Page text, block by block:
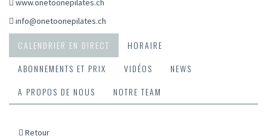
www.onetoonepilates.ch
info@onetoonepilates.ch
CALENDRIER EN DIRECT
HORAIRE
ABONNEMENTS ET PRIX
VIDÉOS
NEWS
A PROPOS DE NOUS
NOTRE TEAM
Retour